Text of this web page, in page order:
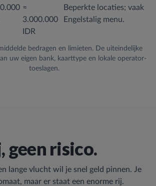
≈
3.000.000
IDR
Beperkte locaties; vaak
Engelstalig menu.
bedragen en limieten. De uiteindelijke
uw eigen bank, kaarttype en lokale operator-
toeslagen.
geen risico.
lange vlucht wil je snel geld pinnen. Je
maar er staat een enorme rij.